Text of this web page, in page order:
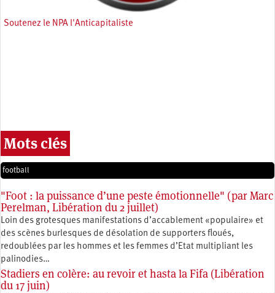
Soutenez le NPA l'Anticapitaliste
Mots clés
football
"Foot : la puissance d’une peste émotionnelle" (par Marc
Perelman, Libération du 2 juillet)
Loin des grotesques manifestations d’accablement «populaire» et
des scènes burlesques de désolation de supporters floués,
redoublées par les hommes et les femmes d’Etat multipliant les
palinodies…
Stadiers en colère: au revoir et hasta la Fifa (Libération
du 17 juin)